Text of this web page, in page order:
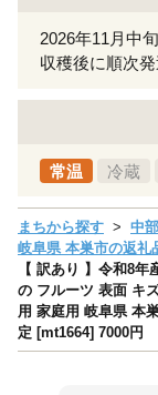
2026年11月中
収穫後に順次発
常温 冷蔵
まちから探す 中
岐阜県 本巣市の返礼
【 訳あり 】令和8
の フルーツ 表面 キ
用 家庭用 岐阜県 本
定 [mt1664] 7000円